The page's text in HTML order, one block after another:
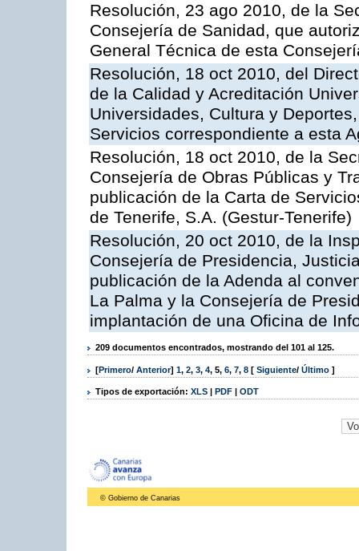
Resolución, 23 ago 2010, de la
Consejería de Sanidad, que
General Técnica de esta
Resolución, 18 oct 2010, del
de la Calidad y Acreditación
Universidades, Cultura y
Servicios correspondiente a esta
Resolución, 18 oct 2010, de la
Consejería de Obras Públicas y
publicación de la Carta de
de Tenerife, S.A. (Gestur-Tenerife)
Resolución, 20 oct 2010, de la
Consejería de Presidencia,
publicación de la Adenda al
La Palma y la Consejería de
implantación de una Oficina de
209 documentos encontrados, mostrando del 101 al 125.
[Primero/ Anterior] 1, 2, 3, 4, 5, 6, 7, 8 [ Siguiente/ Último ]
Tipos de exportación: XLS | PDF | ODT
© Gobierno de Canarias